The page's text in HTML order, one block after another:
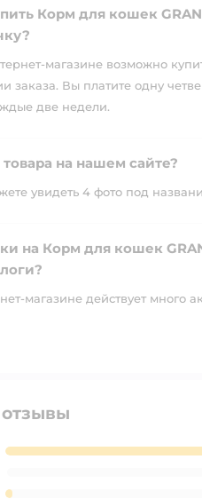
Корм для кошек
магазине возможно
заказа. Вы платите одну
две недели.
на нашем сайте?
увидеть 4 фото под
на Корм для кошек
магазине действует много